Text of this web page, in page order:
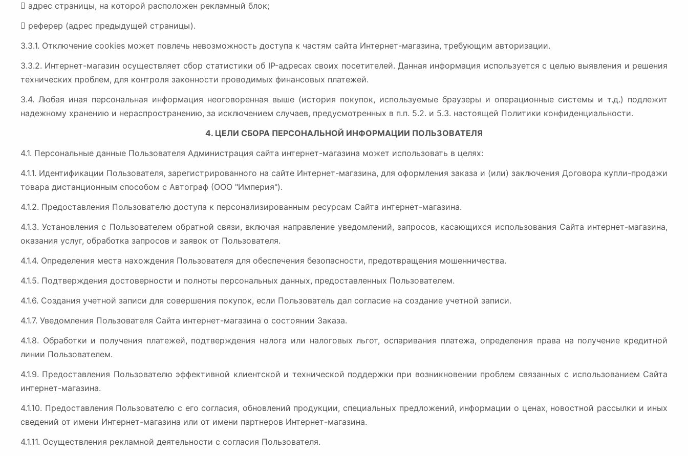
 адрес страницы, на которой расположен рекламный блок;
 реферер (адрес предыдущей страницы).
3.3.1. Отключение cookies может повлечь невозможность доступа к частям сайта Интернет-магазина, требующим авторизации.
3.3.2. Интернет-магазин осуществляет сбор статистики об IP-адресах своих посетителей. Данная информация используется с целью выявления и решения
технических проблем, для контроля законности проводимых финансовых платежей.
3.4. Любая иная персональная информация неоговоренная выше (история покупок, используемые браузеры и операционные системы и т.д.) подлежит
надежному хранению и нераспространению, за исключением случаев, предусмотренных в п.п. 5.2. и 5.3. настоящей Политики конфиденциальности.
4. ЦЕЛИ СБОРА ПЕРСОНАЛЬНОЙ ИНФОРМАЦИИ ПОЛЬЗОВАТЕЛЯ
4.1. Персональные данные Пользователя Администрация сайта интернет-магазина может использовать в целях:
4.1.1. Идентификации Пользователя, зарегистрированного на сайте Интернет-магазина, для оформления заказа и (или) заключения Договора купли-продажи
товара дистанционным способом с Автограф (ООО "Империя").
4.1.2. Предоставления Пользователю доступа к персонализированным ресурсам Сайта интернет-магазина.
4.1.3. Установления с Пользователем обратной связи, включая направление уведомлений, запросов, касающихся использования Сайта интернет-магазина,
оказания услуг, обработка запросов и заявок от Пользователя.
4.1.4. Определения места нахождения Пользователя для обеспечения безопасности, предотвращения мошенничества.
4.1.5. Подтверждения достоверности и полноты персональных данных, предоставленных Пользователем.
4.1.6. Создания учетной записи для совершения покупок, если Пользователь дал согласие на создание учетной записи.
4.1.7. Уведомления Пользователя Сайта интернет-магазина о состоянии Заказа.
4.1.8. Обработки и получения платежей, подтверждения налога или налоговых льгот, оспаривания платежа, определения права на получение кредитной
линии Пользователем.
4.1.9. Предоставления Пользователю эффективной клиентской и технической поддержки при возникновении проблем связанных с использованием Сайта
интернет-магазина.
4.1.10. Предоставления Пользователю с его согласия, обновлений продукции, специальных предложений, информации о ценах, новостной рассылки и иных
сведений от имени Интернет-магазина или от имени партнеров Интернет-магазина.
4.1.11. Осуществления рекламной деятельности с согласия Пользователя.